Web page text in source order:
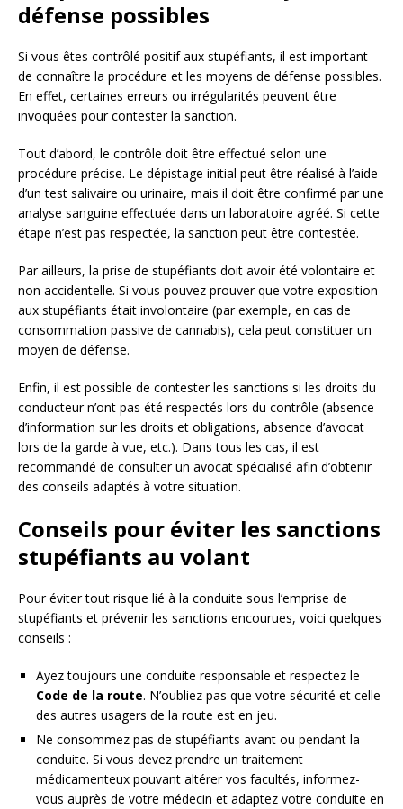
défense possibles
Si vous êtes contrôlé positif aux stupéfiants, il est important
de connaître la procédure et les moyens de défense possibles.
En effet, certaines erreurs ou irrégularités peuvent être
invoquées pour contester la sanction.
Tout d’abord, le contrôle doit être effectué selon une
procédure précise. Le dépistage initial peut être réalisé à l’aide
d’un test salivaire ou urinaire, mais il doit être confirmé par une
analyse sanguine effectuée dans un laboratoire agréé. Si cette
étape n’est pas respectée, la sanction peut être contestée.
Par ailleurs, la prise de stupéfiants doit avoir été volontaire et
non accidentelle. Si vous pouvez prouver que votre exposition
aux stupéfiants était involontaire (par exemple, en cas de
consommation passive de cannabis), cela peut constituer un
moyen de défense.
Enfin, il est possible de contester les sanctions si les droits du
conducteur n’ont pas été respectés lors du contrôle (absence
d’information sur les droits et obligations, absence d’avocat
lors de la garde à vue, etc.). Dans tous les cas, il est
recommandé de consulter un avocat spécialisé afin d’obtenir
des conseils adaptés à votre situation.
Conseils pour éviter les sanctions
stupéfiants au volant
Pour éviter tout risque lié à la conduite sous l’emprise de
stupéfiants et prévenir les sanctions encourues, voici quelques
conseils :
Ayez toujours une conduite responsable et respectez le
Code de la route. N’oubliez pas que votre sécurité et celle
des autres usagers de la route est en jeu.
Ne consommez pas de stupéfiants avant ou pendant la
conduite. Si vous devez prendre un traitement
médicamenteux pouvant altérer vos facultés, informez-
vous auprès de votre médecin et adaptez votre conduite en